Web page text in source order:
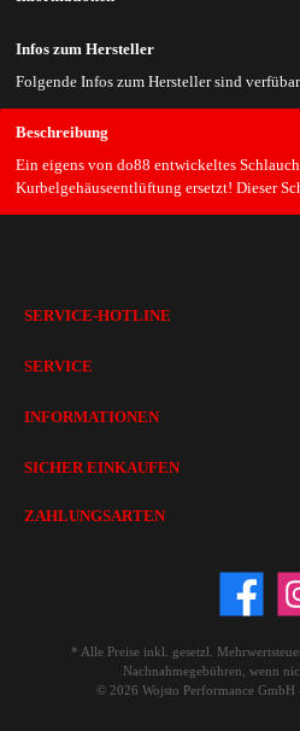
Beschreibung
Ein eigens von do88 entwickeltes
Kurbelgehäuseentlüftung ersetzt! Dieser
Infos zum Hersteller
Folgende Infos zum Hersteller sind
SERVICE-HOTLINE
SERVICE
INFORMATIONEN
SICHER EINKAUFEN
ZAHLUNGSARTEN
* Alle Preise inkl. gesetzl.
Nachnahmegebühren, wenn
© 2026 Wojsto Performance GmbH